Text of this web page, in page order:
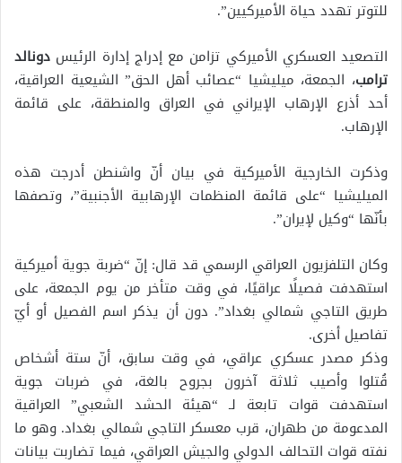
للتوتر تهدد حياة الأميركيين”.
التصعيد العسكري الأميركي تزامن مع إدراج إدارة الرئيس دونالد
ترامب، الجمعة، ميليشيا “عصائب أهل الحق” الشيعية العراقية،
أحد أذرع الإرهاب الإيراني في العراق والمنطقة، على قائمة
الإرهاب.
وذكرت الخارجية الأميركية في بيان أنّ واشنطن أدرجت هذه
الميليشيا “على قائمة المنظمات الإرهابية الأجنبية”، وتصفها
بأنّها “وكيل لإيران”.
وكان التلفزيون العراقي الرسمي قد قال: إنّ “ضربة جوية أميركية
استهدفت فصيلًا عراقيًا، في وقت متأخر من يوم الجمعة، على
طريق التاجي شمالي بغداد”. دون أن يذكر اسم الفصيل أو أيّ
تفاصيل أخرى.
وذكر مصدر عسكري عراقي، في وقت سابق، أنّ ستة أشخاص
قُتلوا وأصيب ثلاثة آخرون بجروح بالغة، في ضربات جوية
استهدفت قوات تابعة لـ “هيئة الحشد الشعبي” العراقية
المدعومة من طهران، قرب معسكر التاجي شمالي بغداد. وهو ما
نفته قوات التحالف الدولي والجيش العراقي، فيما تضاربت بيانات